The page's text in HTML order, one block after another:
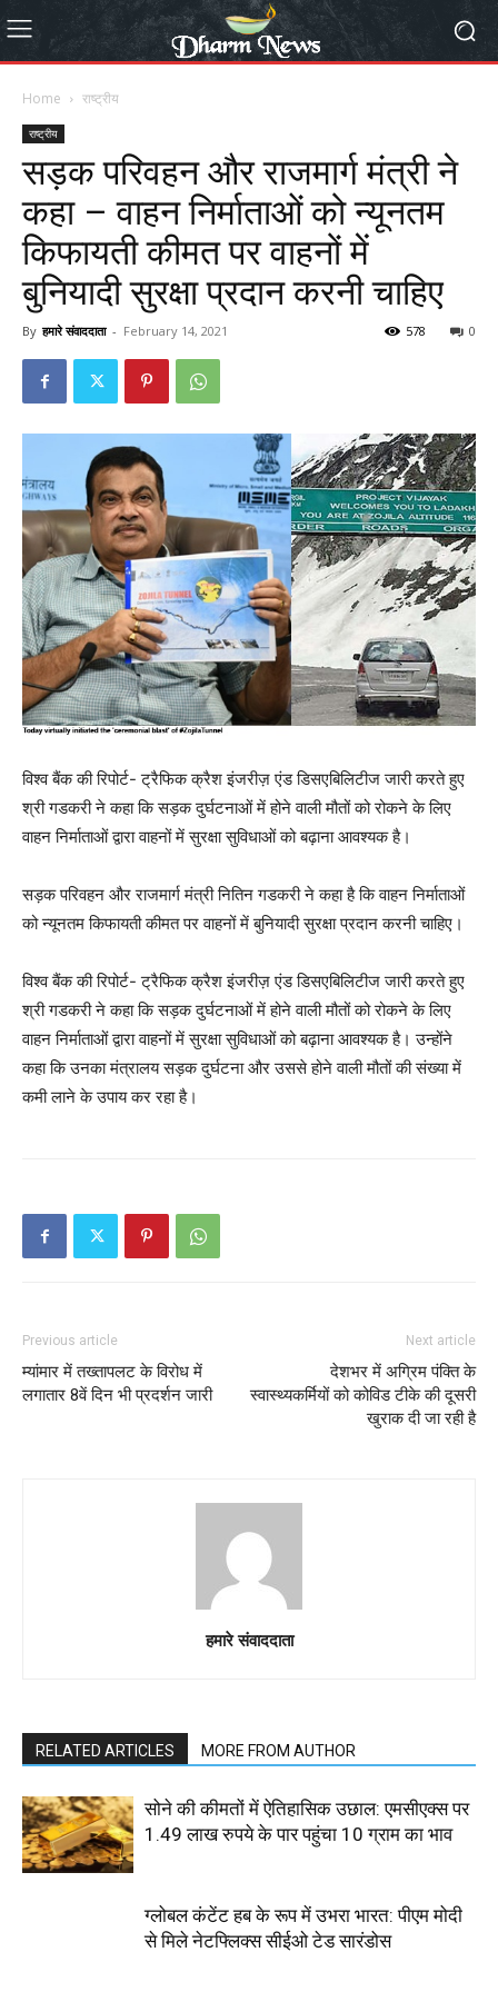
Home राष्ट्रीय
राष्ट्रीय
सड़क परिवहन और राजमार्ग मंत्री ने
कहा – वाहन निर्माताओं को न्यूनतम
कि‍फायती कीमत पर वाहनों में
बुनियादी सुरक्षा प्रदान करनी चाहिए
By हमारे संवाददाता - February 14, 2021 0
578
विश्व बैंक की रिपोर्ट- ट्रैफिक क्रैश इंजरीज़ एंड डिसएबिलिटीज जारी करते हुए
श्री गडकरी ने कहा कि सड़क दुर्घटनाओं में होने वाली मौतों को रोकने के लिए
वाहन निर्माताओं द्वारा वाहनों में सुरक्षा सुविधाओं को बढ़ाना आवश्‍यक है।
सड़क परिवहन और राजमार्ग मंत्री नितिन गडकरी ने कहा है कि वाहन निर्माताओं
को न्यूनतम कि‍फायती कीमत पर वाहनों में बुनियादी सुरक्षा प्रदान करनी चाहिए।
विश्व बैंक की रिपोर्ट- ट्रैफिक क्रैश इंजरीज़ एंड डिसएबिलिटीज जारी करते हुए
श्री गडकरी ने कहा कि सड़क दुर्घटनाओं में होने वाली मौतों को रोकने के लिए
वाहन निर्माताओं द्वारा वाहनों में सुरक्षा सुविधाओं को बढ़ाना आवश्‍यक है। उन्होंने
कहा कि उनका मंत्रालय सड़क दुर्घटना और उससे होने वाली मौतों की संख्‍या में
कमी लाने के उपाय कर रहा है।
Previous article
म्यांमार में तख्तापलट के विरोध में
लगातार 8वें दिन भी प्रदर्शन जारी
Next article
देशभर में अग्रिम पंक्ति के
स्‍वास्‍थ्‍यकर्मियों को कोविड टीके की दूसरी
खुराक दी जा रही है
हमारे संवाददाता
RELATED ARTICLES MORE FROM AUTHOR
सोने की कीमतों में ऐतिहासिक उछाल: एमसीएक्स पर
1.49 लाख रुपये के पार पहुंचा 10 ग्राम का भाव
ग्लोबल कंटेंट हब के रूप में उभरा भारत: पीएम मोदी
से मिले नेटफ्लिक्स सीईओ टेड सारंडोस